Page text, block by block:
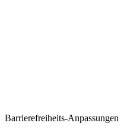
Barrierefreiheits-Anpassungen